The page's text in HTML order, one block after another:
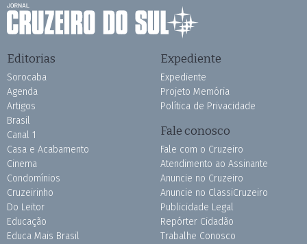
Editorias
Sorocaba
Agenda
Artigos
Brasil
Canal 1
Casa e Acabamento
Cinema
Condomínios
Cruzeirinho
Do Leitor
Educação
Educa Mais Brasil
Expediente
Expediente
Projeto Memória
Política de Privacidade
Fale conosco
Fale com o Cruzeiro
Atendimento ao Assinante
Anuncie no Cruzeiro
Anuncie no ClassiCruzeiro
Publicidade Legal
Repórter Cidadão
Trabalhe Conosco